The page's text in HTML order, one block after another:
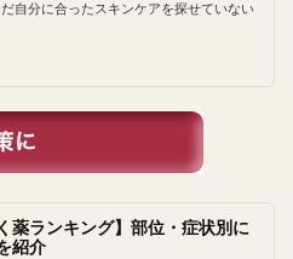
自分に合ったスキンケアを探せていない
薬ランキング】部位・症状別に
紹介